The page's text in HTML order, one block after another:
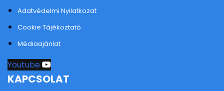
Adatvédelmi Nyilatkozat
Cookie Tájékoztató
Médiaajánlat
Youtube
KAPCSOLAT